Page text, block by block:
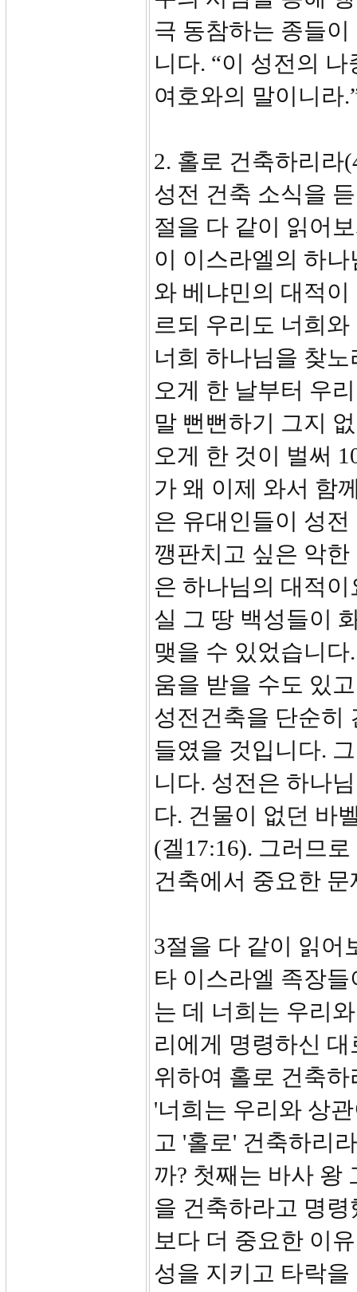
극 동참하는 종들
니다. “이 성전의
여호와의 말이니라
2. 홀로 건축하리라
성전 건축 소식을
절을 다 같이 읽어
이 이스라엘의 하
와 베냐민의 대적
르되 우리도 너희
너희 하나님을 찾
오게 한 날부터 우
말 뻔뻔하기 그지
오게 한 것이 벌써
가 왜 이제 와서 함
은 유대인들이 성
깽판치고 싶은 악
은 하나님의 대적
실 그 땅 백성들이
맺을 수 있었습니
움을 받을 수도 있
성전건축을 단순히
들였을 것입니다.
니다. 성전은 하나
다. 건물이 없던 바
(겔17:16). 그러므
건축에서 중요한
3절을 다 같이 읽어
타 이스라엘 족장
는 데 너희는 우리
리에게 명령하신
위하여 홀로 건축
'너희는 우리와 상
고 '홀로' 건축하리
까? 첫째는 바사 왕
을 건축하라고 명
보다 더 중요한 이
성을 지키고 타락